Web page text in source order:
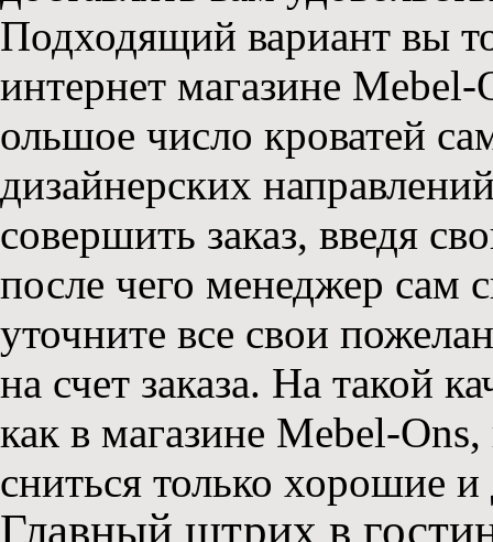
Подходящий вариант вы
интернет магазине Mebel-
ольшое число кроватей
дизайнерских
совершить заказ, введя
после чего менеджер сам
уточните все свои
на счет заказа. На такой
как в магазине Mebel-
сниться только хорошие
Главный штрих в